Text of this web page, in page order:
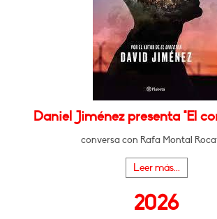
Daniel Jiménez presenta "El
conversa con Rafa Montal
Leer más...
2026